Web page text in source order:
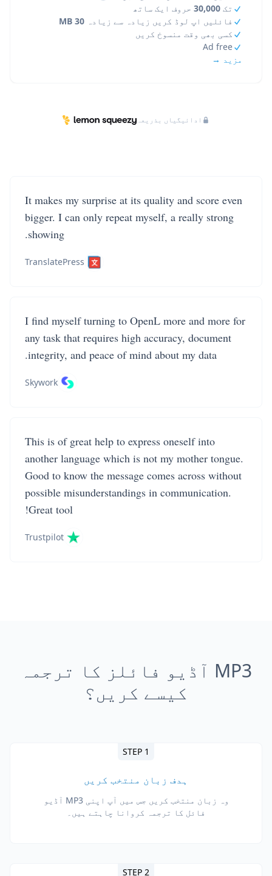
تک 30,000 حروف ایک ساتھ
فائلیں اپ لوڈ کریں زیادہ سے زیادہ 30 MB
کسی بھی وقت منسوخ کریں
Ad free
مزید →
ادائیگیاں بذریعہ
It makes my surprise at its quality and score even
bigger. I can only repeat myself, a really strong
showing.
TranslatePress
I find myself turning to OpenL more and more for
any task that requires high accuracy, document
integrity, and peace of mind about my data.
Skywork
This is of great help to express oneself into
another language which is not my mother tongue.
Good to know the message comes across without
possible misunderstandings in communication.
Great tool!
Trustpilot
MP3 آڈیو فائلز کا ترجمہ
کیسے کریں؟
STEP 1
ہدف زبان منتخب کریں
وہ زبان منتخب کریں جس میں آپ اپنی MP3 آڈیو
فائل کا ترجمہ کروانا چاہتے ہیں۔
STEP 2